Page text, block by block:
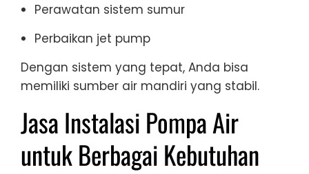
Perawatan sistem sumur
Perbaikan jet pump
Dengan sistem yang tepat, Anda bisa
memiliki sumber air mandiri yang stabil.
Jasa Instalasi Pompa Air
untuk Berbagai Kebutuhan